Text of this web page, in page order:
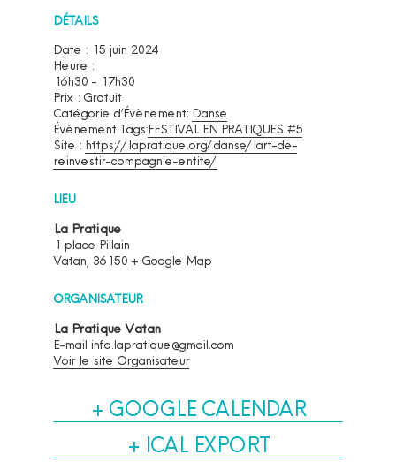
DÉTAILS
Date : 15 juin 2024
Heure :
16h30 - 17h30
Prix : Gratuit
Catégorie d’Évènement: Danse
Évènement Tags:FESTIVAL EN PRATIQUES #5
Site : https://lapratique.org/danse/lart-de-
reinvestir-compagnie-entite/
LIEU
La Pratique
1 place Pillain
Vatan, 36150 + Google Map
ORGANISATEUR
La Pratique Vatan
E-mail info.lapratique@gmail.com
Voir le site Organisateur
+ GOOGLE CALENDAR
+ ICAL EXPORT